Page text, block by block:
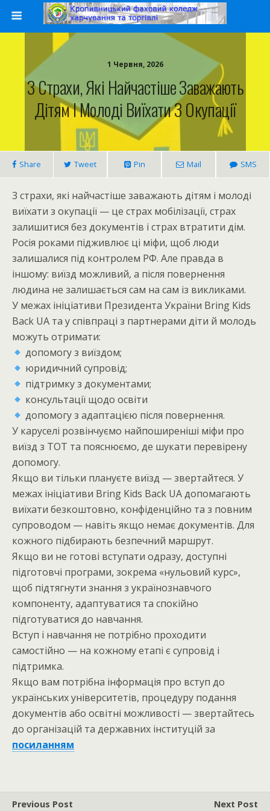
1 Червня, 2026
3 Страхи, Які Найчастіше Заважають
Дітям І Молоді Виїхати З Окупації
Share Tweet Pin Mail SMS
3 страхи, які найчастіше заважають дітям і молоді
виїхати з окупації — це страх мобілізації, страх
залишитися без документів і страх втратити дім.
Росія роками підживлює ці міфи, щоб люди
залишалися під контролем РФ. Але правда в
іншому: виїзд можливий, а після повернення
людина не залишається сам на сам із викликами.
У межах ініціативи Президента України Bring Kids
Back UA та у співпраці з партнерами діти й молодь
можуть отримати:
допомогу з виїздом;
юридичний супровід;
підтримку з документами;
консультації щодо освіти
допомогу з адаптацією після повернення.
У каруселі розвінчуємо найпоширеніші міфи про
виїзд з ТОТ та пояснюємо, де шукати перевірену
допомогу.
Якщо ви тільки плануєте виїзд — звертайтеся. У
межах ініціативи Bring Kids Back UA допомагають
виїхати безкоштовно, конфіденційно та з повним
супроводом — навіть якщо немає документів. Для
кожного підбирають безпечний маршрут.
Якщо ви не готові вступати одразу, доступні
підготовчі програми, зокрема «нульовий курс»,
щоб підтягнути знання з українознавчого
компоненту, адаптуватися та спокійно
підготуватися до навчання.
Вступ і навчання не потрібно проходити
самостійно — на кожному етапі є супровід і
підтримка.
Якщо вам потрібна інформація про вступ до
українських університетів, процедуру подання
документів або освітні можливості — звертайтесь
до організацій та державних інституцій за
посиланням
Previous Post Next Post